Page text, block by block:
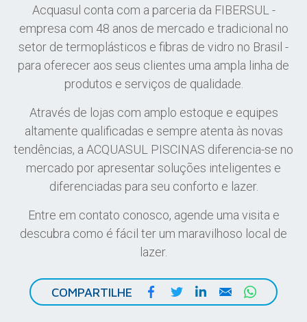
Acquasul conta com a parceria da FIBERSUL -
empresa com 48 anos de mercado e tradicional no
setor de termoplásticos e fibras de vidro no Brasil -
para oferecer aos seus clientes uma ampla linha de
produtos e serviços de qualidade.
Através de lojas com amplo estoque e equipes
altamente qualificadas e sempre atenta às novas
tendências, a ACQUASUL PISCINAS diferencia-se no
mercado por apresentar soluções inteligentes e
diferenciadas para seu conforto e lazer.
Entre em contato conosco, agende uma visita e
descubra como é fácil ter um maravilhoso local de
lazer.
COMPARTILHE FacebookTwitterLinkedIn
Email